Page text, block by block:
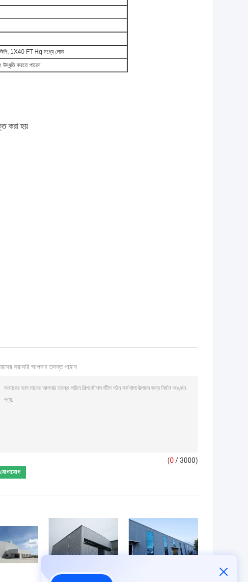
জিপি, 1X40 FT Hq মধ্যে লোড
করতে পারেন
করা হয়
সরাসরি আপনার তদন্ত পাঠান
(0 / 3000)